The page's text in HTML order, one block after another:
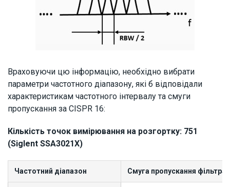
Враховуючи цю інформацію, необхідно вибрати
параметри частотного діапазону, які б відповідали
характеристикам частотного інтервалу та смуги
пропускання за CISPR 16:
Кількість точок вимірювання на розгортку: 751
(Siglent SSA3021X)
Частотний діапазон Смуга пропускання фільтра